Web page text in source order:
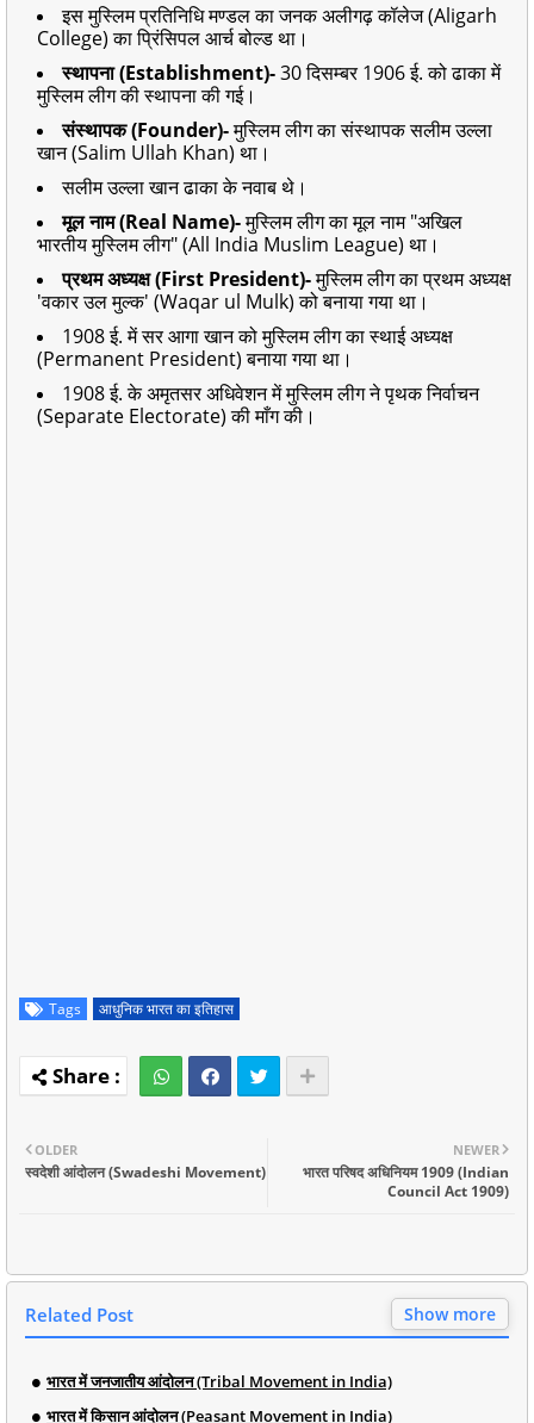
इस मुस्लिम प्रतिनिधि मण्डल का जनक अलीगढ़ कॉलेज (Aligarh
College) का प्रिंसिपल आर्च बोल्ड था।
स्थापना (Establishment)-30 दिसम्बर 1906 ई. को ढाका में
मुस्लिम लीग की स्थापना की गई।
संस्थापक (Founder)-मुस्लिम लीग का संस्थापक सलीम उल्ला
खान (Salim Ullah Khan) था।
सलीम उल्ला खान ढाका के नवाब थे।
मूल नाम (Real Name)-मुस्लिम लीग का मूल नाम "अखिल
भारतीय मुस्लिम लीग" (All India Muslim League) था।
प्रथम अध्यक्ष (First President)-मुस्लिम लीग का प्रथम अध्यक्ष
'वकार उल मुल्क' (Waqar ul Mulk) को बनाया गया था।
1908 ई. में सर आगा खान को मुस्लिम लीग का स्थाई अध्यक्ष
(Permanent President) बनाया गया था।
1908 ई. के अमृतसर अधिवेशन में मुस्लिम लीग ने पृथक निर्वाचन
(Separate Electorate) की माँग की।
Tags आधुनिक भारत का इतिहास
NEWER
भारत परिषद अधिनियम 1909 (Indian
Council Act 1909)
OLDER
स्वदेशी आंदोलन (Swadeshi Movement)
Related Post Show more
भारत में जनजातीय आंदोलन (Tribal Movement in India)
भारत में किसान आंदोलन (Peasant Movement in India)